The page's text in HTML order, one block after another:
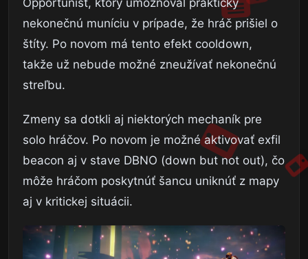
nekonečnú muníciu v prípade, že hráč prišiel o
štíty. Po novom má tento efekt cooldown,
takže už nebude možné zneužívať nekonečnú
streľbu.
Zmeny sa dotkli aj niektorých mechaník pre
solo hráčov. Po novom je možné aktivovať exfil
beacon aj v stave DBNO (down but not out), čo
môže hráčom poskytnúť šancu uniknúť z mapy
aj v kritickej situácii.